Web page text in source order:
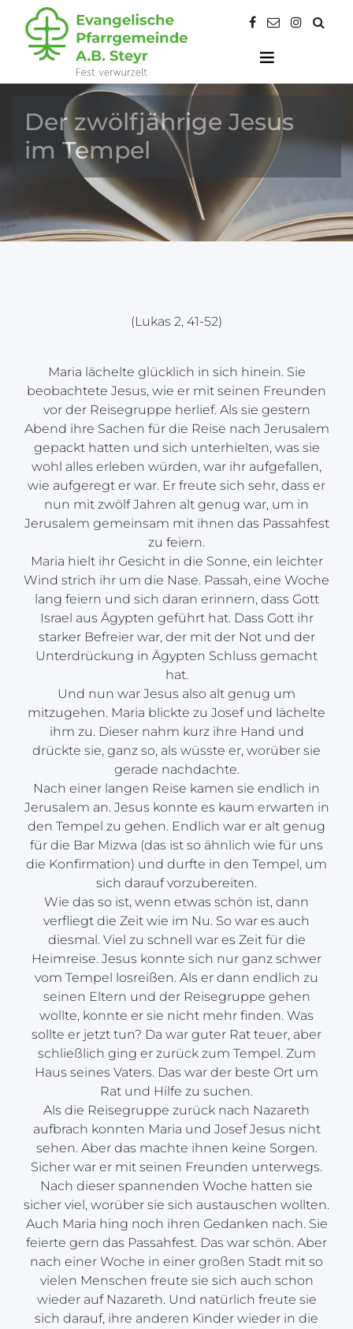
Der zwölfjährige Jesus
im Tempel
(Lukas 2, 41-52)
Maria lächelte glücklich in sich hinein. Sie
beobachtete Jesus, wie er mit seinen Freunden
vor der Reisegruppe herlief. Als sie gestern
Abend ihre Sachen für die Reise nach Jerusalem
gepackt hatten und sich unterhielten, was sie
wohl alles erleben würden, war ihr aufgefallen,
wie aufgeregt er war. Er freute sich sehr, dass er
nun mit zwölf Jahren alt genug war, um in
Jerusalem gemeinsam mit ihnen das Passahfest
zu feiern.
Maria hielt ihr Gesicht in die Sonne, ein leichter
Wind strich ihr um die Nase. Passah, eine Woche
lang feiern und sich daran erinnern, dass Gott
Israel aus Ägypten geführt hat. Dass Gott ihr
starker Befreier war, der mit der Not und der
Unterdrückung in Ägypten Schluss gemacht
hat.
Und nun war Jesus also alt genug um
mitzugehen. Maria blickte zu Josef und lächelte
ihm zu. Dieser nahm kurz ihre Hand und
drückte sie, ganz so, als wüsste er, worüber sie
gerade nachdachte.
Nach einer langen Reise kamen sie endlich in
Jerusalem an. Jesus konnte es kaum erwarten in
den Tempel zu gehen. Endlich war er alt genug
für die Bar Mizwa (das ist so ähnlich wie für uns
die Konfirmation) und durfte in den Tempel, um
sich darauf vorzubereiten.
Wie das so ist, wenn etwas schön ist, dann
verfliegt die Zeit wie im Nu. So war es auch
diesmal. Viel zu schnell war es Zeit für die
Heimreise. Jesus konnte sich nur ganz schwer
vom Tempel losreißen. Als er dann endlich zu
seinen Eltern und der Reisegruppe gehen
wollte, konnte er sie nicht mehr finden. Was
sollte er jetzt tun? Da war guter Rat teuer, aber
schließlich ging er zurück zum Tempel. Zum
Haus seines Vaters. Das war der beste Ort um
Rat und Hilfe zu suchen.
Als die Reisegruppe zurück nach Nazareth
aufbrach konnten Maria und Josef Jesus nicht
sehen. Aber das machte ihnen keine Sorgen.
Sicher war er mit seinen Freunden unterwegs.
Nach dieser spannenden Woche hatten sie
sicher viel, worüber sie sich austauschen wollten.
Auch Maria hing noch ihren Gedanken nach. Sie
feierte gern das Passahfest. Das war schön. Aber
nach einer Woche in einer großen Stadt mit so
vielen Menschen freute sie sich auch schon
wieder auf Nazareth. Und natürlich freute sie
sich darauf, ihre anderen Kinder wieder in die